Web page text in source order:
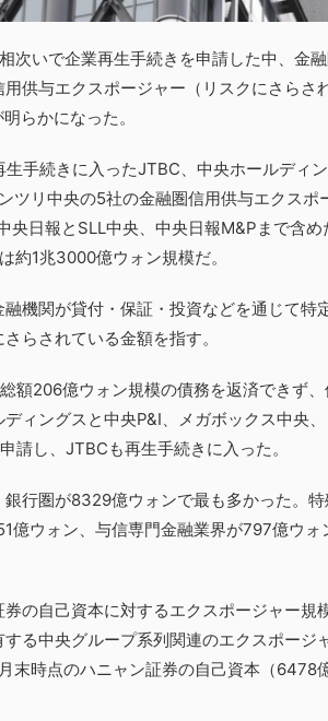
次いで企業再生手続きを申請した中、金
供与エクスポージャー（リスクにさらさ
らかになった。
手続きに入ったJTBC、中央ホールディ
ツリ中央の5社の金融圏信用供与エクスポ
央日報とSLL中央、中央日報M&Pまで含め
約1兆3000億ウォン規模だ。
機関が貸付・保証・投資などを通じて特
らされている金額を指す。
額206億ウォン規模の債務を返済できず
ィングスと中央P&I、メガボックス中央
請し、JTBCも再生手続きに入った。
行圏が8329億ウォンで最も多かった。
億ウォン、与信専門金融業界が797億ウォ
の自己資本に対するエクスポージャー規
る中央グループ系列関連のエクスポージ
時点のハニャン証券の自己資本（6478